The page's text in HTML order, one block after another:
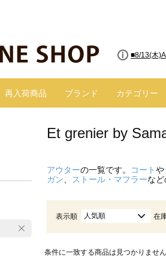
■8/13(木
再入荷商品 ブランド カテゴリー
Et grenier by
アウターの一覧です。 コートや
ガン
ストール・マフラーなど
表示順 人気順 在
条件に一致する商品は見つかりませ